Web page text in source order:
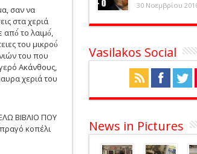
σαν να
στα χεριά
από́ το λαιμό́,
του μικρού́
του που
Ακάνθους,
χεριά του
ΒΙΒΛΙΟ ΠΟΥ
κοπέλι
30 Νοεμβρίου
Vasilakos Social
News in Pictures